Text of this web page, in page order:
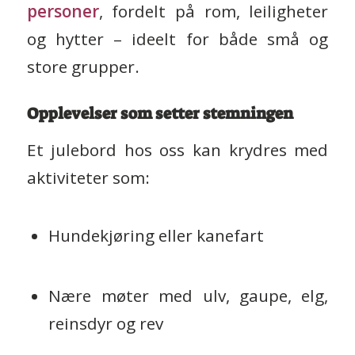
personer, fordelt på rom, leiligheter
og hytter – ideelt for både små og
store grupper.
Opplevelser som setter stemningen
Et julebord hos oss kan krydres med
aktiviteter som:
Hundekjøring eller kanefart
Nære møter med ulv, gaupe, elg,
reinsdyr og rev